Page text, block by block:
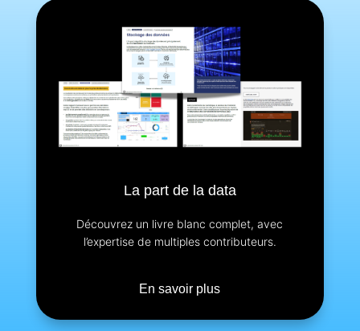
La part de la data
Découvrez un livre blanc complet, avec
l’expertise de multiples contributeurs.
En savoir plus